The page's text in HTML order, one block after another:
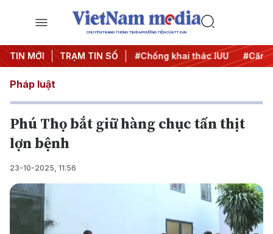
CHUYÊN TRANG THÔNG TIN ĐA PHƯƠNG TIỆN CỦA TTXVN
TIN MỚI TRẠM TIN SỐ
#Chiến dịch 500 ngày đêm #Chống khai thác IUU
Pháp luật
Phú Thọ bắt giữ hàng chục tấn thịt
lợn bệnh
23-10-2025, 11:56